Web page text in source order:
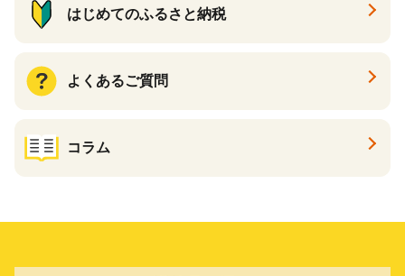
はじめてのふるさと納税
よくあるご質問
コラム